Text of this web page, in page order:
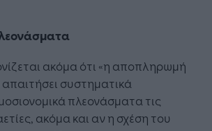
ακόμα ότι «η αποπληρωμή
συστηματικά
πλεονάσματα τις
ακόμα και αν η σχέση του